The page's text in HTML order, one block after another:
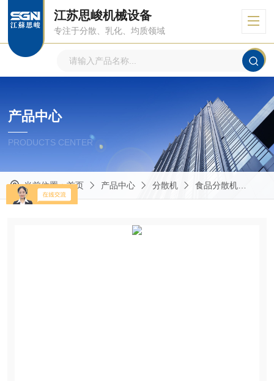
江苏思峻机械设备
专注于分散、乳化、均质领域
产品中心
PRODUCTS CENTER
当前位置：首页 产品中心 分散机 食品分散机